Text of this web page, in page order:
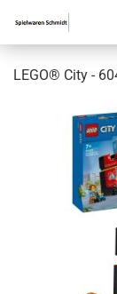
LEGO® City -